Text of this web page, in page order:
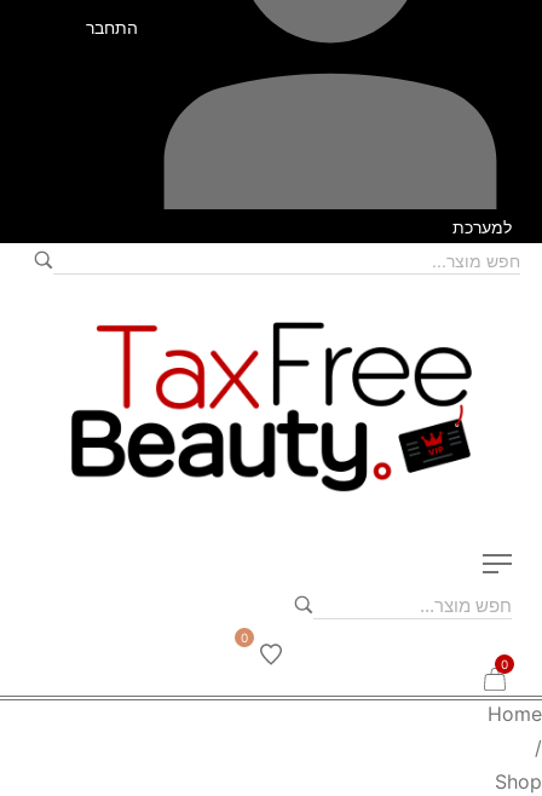
התחבר
למערכת
0
0
Home
/
Shop